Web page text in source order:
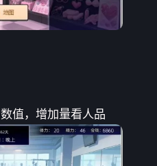
值，增加量看人品